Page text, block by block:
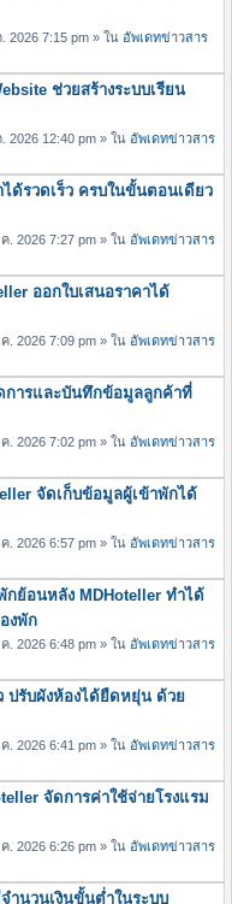
2026 7:15 pm » ใน อัพเดทข่าวสาร
ช่วยสร้างระบบเรียน
2026 12:40 pm » ใน อัพเดทข่าวสาร
ด้รวดเร็ว ครบในขั้นตอนเดียว
. 2026 7:27 pm » ใน อัพเดทข่าวสาร
ออกใบเสนอราคาได้
. 2026 7:09 pm » ใน อัพเดทข่าวสาร
การและบันทึกข้อมูลลูกค้าที่
. 2026 7:02 pm » ใน อัพเดทข่าวสาร
จัดเก็บข้อมูลผู้เข้าพักได้
. 2026 6:57 pm » ใน อัพเดทข่าวสาร
กย้อนหลัง MDHoteller ทำได้
งพัก
. 2026 6:48 pm » ใน อัพเดทข่าวสาร
ปรับผังห้องได้ยืดหยุ่น ด้วย
. 2026 6:41 pm » ใน อัพเดทข่าวสาร
จัดการค่าใช้จ่ายโรงแรม
. 2026 6:26 pm » ใน อัพเดทข่าวสาร
ำนวนเงินขั้นต่ำในระบบ